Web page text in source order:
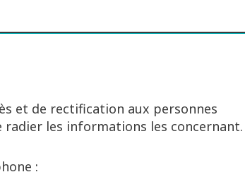
et de rectification aux personnes
radier les informations les concernant.
: